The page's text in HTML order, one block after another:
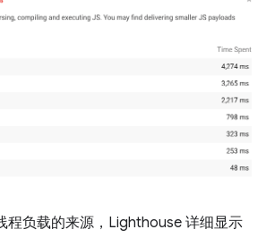
程负载的来源，Lighthouse 详细显示